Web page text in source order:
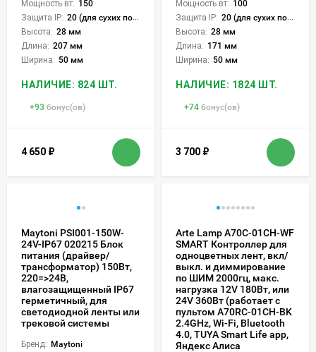
Мощность вт: 150
Защита IP: 20 (для сухих пом.)
Высота: 28 мм
Длина: 207 мм
Ширина: 50 мм
НАЛИЧИЕ: 824 ШТ.
+93 бонус(ов)
4 650 ₽
Мощность вт: 100
Защита IP: 20 (для сухих пом.)
Высота: 28 мм
Длина: 171 мм
Ширина: 50 мм
НАЛИЧИЕ: 1824 ШТ.
+74 бонус(ов)
3 700 ₽
Maytoni PSI001-150W-
24V-IP67 020215 Блок
питания (драйвер/
трансформатор) 150Вт,
220=>24В,
влагозащищенный IP67
герметичный, для
светодиодной ленты или
трековой системы
Бренд: Maytoni
Arte Lamp A70C-01CH-WF
SMART Контроллер для
одноцветных лент, вкл/
выкл. и диммирование
по ШИМ 2000гц, макс.
нагрузка 12V 180Вт, или
24V 360Вт (работает с
пультом A70RC-01CH-BK
2.4GHz, Wi-Fi, Bluetooth
4.0, TUYA Smart Life app,
Яндекс Алиса